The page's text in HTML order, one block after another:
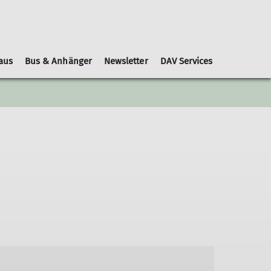
Gruppen Nachrichtenblätter
Geschäftsordnung
Schwierigkeitsbewertungen
Kooperationspartner
Bus & Anhänger Newsletter DAV Services